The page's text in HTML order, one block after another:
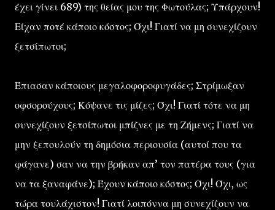
έχει γίνει 689) της θείας μου της Φωτούλας; Υπάρχουν!
Είχαν ποτέ κάποιο κόστος; Όχι! Γιατί να μη συνεχίζουν
ξετσίπωτοι;
Έπιασαν κάποιους μεγαλοφοροφυγάδες; Στρίμωξαν
οφσορούχους; Κόψανε τις μίζες; Όχι! Γιατί τότε να μη
συνεχίζουν ξετσίπωτοι μπίζνες με τη Ζήμενς; Γιατί να
μην ξεπουλούν τη δημόσια περιουσία (αυτοί που τα
φάγανε) σαν να την βρήκαν απ’ τον πατέρα τους (για
να τα ξαναφάνε); Έχουν κάποιο κόστος; Όχι! Όχι, ως
τώρα τουλάχιστον! Γιατί λοιπόννα μη συνεχίζουν να